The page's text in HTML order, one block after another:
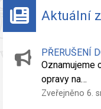
Aktuální
PŘERUŠENÍ
Oznamujeme
opravy na…
Zveřejněno 6.